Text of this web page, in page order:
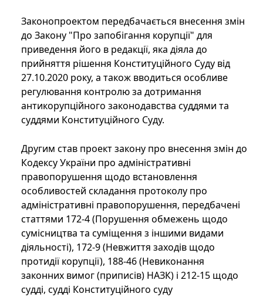
Законопроектом передбачається внесення змін
до Закону "Про запобігання корупції" для
приведення його в редакції, яка діяла до
прийняття рішення Конституційного Суду від
27.10.2020 року, а також вводиться особливе
регулювання контролю за дотримання
антикорупційного законодавства суддями та
суддями Конституційного Суду.
Другим став проект закону про внесення змін до
Кодексу України про адміністративні
правопорушення щодо встановлення
особливостей складання протоколу про
адміністративні правопорушення, передбачені
статтями 172-4 (Порушення обмежень щодо
сумісництва та суміщення з іншими видами
діяльності), 172-9 (Невжиття заходів щодо
протидії корупції), 188-46 (Невиконання
законних вимог (приписів) НАЗК) і 212-15 щодо
судді, судді Конституційного суду